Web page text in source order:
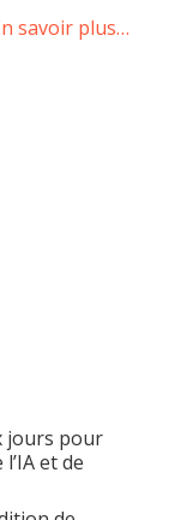
savoir plus…
jours pour
et de